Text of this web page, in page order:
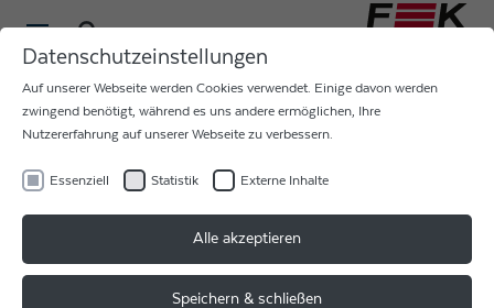
DANKE PRODUCTRONICA
FÜR EINE TOLLE MESSE
Datenschutzeinstellungen
Auf unserer Webseite werden Cookies verwendet. Einige davon werden
zwingend benötigt, während es uns andere ermöglichen, Ihre
Nutzererfahrung auf unserer Webseite zu verbessern.
Essenziell Statistik Externe Inhalte
Alle akzeptieren
Speichern & schließen